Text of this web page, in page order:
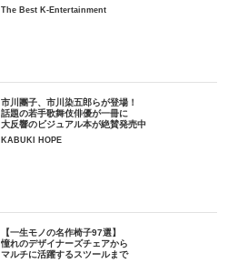
The Best K-Entertainment
市川團子、市川染五郎らが登場！
話題の若手歌舞伎俳優が一冊に
大反響のビジュアル本が絶賛発売中
KABUKI HOPE
【一生モノの名作椅子97選】
憧れのデザイナーズチェアから
マルチに活躍するスツールまで